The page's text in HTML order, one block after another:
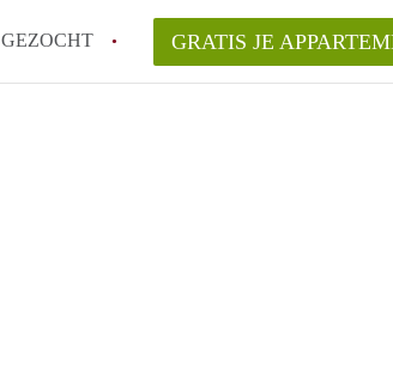
GEZOCHT GRATIS JE